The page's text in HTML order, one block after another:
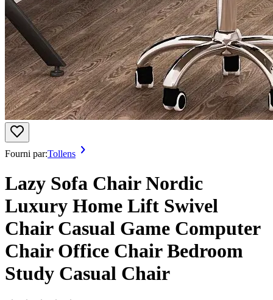
Fourni par:Tollens
Lazy Sofa Chair Nordic
Luxury Home Lift Swivel
Chair Casual Game Computer
Chair Office Chair Bedroom
Study Casual Chair